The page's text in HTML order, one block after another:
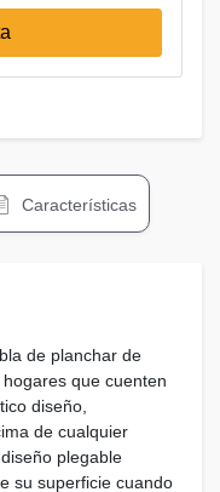
Características
de planchar de
que cuenten
diseño,
de cualquier
plegable
su superficie cuando